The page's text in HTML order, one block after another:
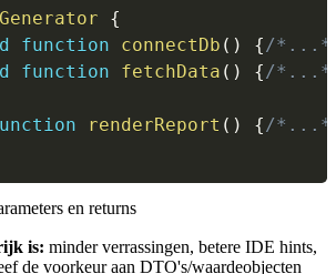
{
function connectDb ( ) {/
function fetchData ( ) {/
renderReport ( ) {/
en returns
is: minder verrassingen, betere IDE hints,
de voorkeur aan DTO's/waardeobjecten